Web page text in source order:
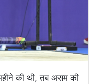
की थी, तब असम की